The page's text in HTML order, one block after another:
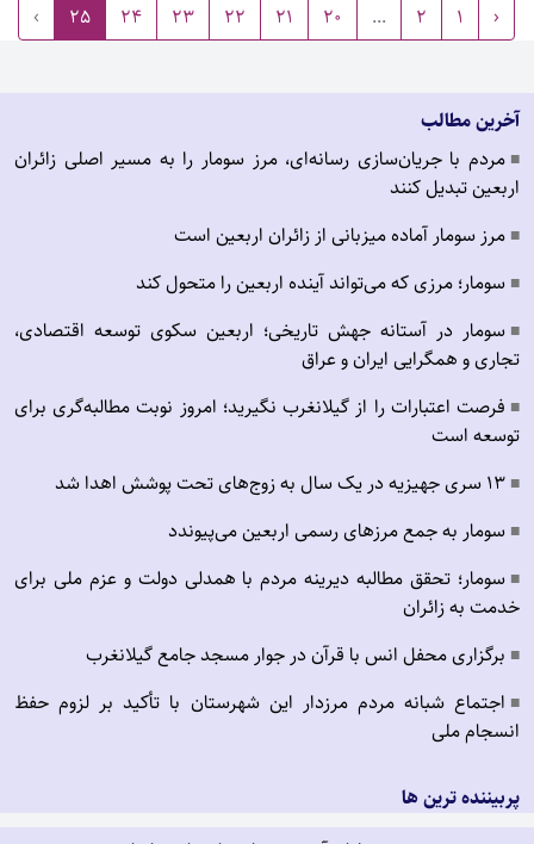
‹
1
2
...
20
21
22
23
24
25
›
آخرین مطالب
■ مردم با جریان‌سازی رسانه‌ای، مرز سومار را به مسیر اصلی زائران
اربعین تبدیل کنند
■ مرز سومار آماده میزبانی از زائران اربعین است
■ سومار؛ مرزی که می‌تواند آینده اربعین را متحول کند
■ سومار در آستانه جهش تاریخی؛ اربعین سکوی توسعه اقتصادی،
تجاری و همگرایی ایران و عراق
■ فرصت اعتبارات را از گیلانغرب نگیرید؛ امروز نوبت مطالبه‌گری برای
توسعه است
■ ۱۳ سری جهیزیه در یک سال به زوج‌های تحت پوشش اهدا شد
■ سومار به جمع مرزهای رسمی اربعین می‌پیوندد
■ سومار؛ تحقق مطالبه دیرینه مردم با همدلی دولت و عزم ملی برای
خدمت به زائران
■ برگزاری محفل انس با قرآن در جوار مسجد جامع گیلانغرب
■ اجتماع شبانه مردم مرزدار این شهرستان با تأکید بر لزوم حفظ
انسجام ملی
پربیننده ترین ها